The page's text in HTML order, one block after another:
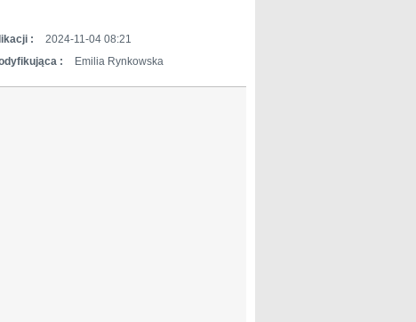
:
2024-11-04 08:21
: Emilia Rynkowska